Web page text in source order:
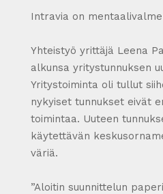
Intravia on
Yhteistyö yrittäjä Leena
alkunsa yritystunnuksen
Yritystoiminta oli tullut
nykyiset tunnukset eivät
toimintaa. Uuteen
käytettävän
väriä.
”Aloitin suunnittelun